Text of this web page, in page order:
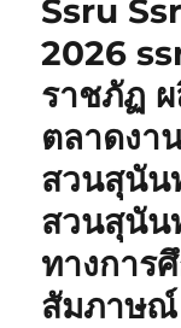
Ssru
2026
ราชภัฏ
ตลาดงา
สวนสุนัน
สวนสุนั
ทางการ
สัมภาษ